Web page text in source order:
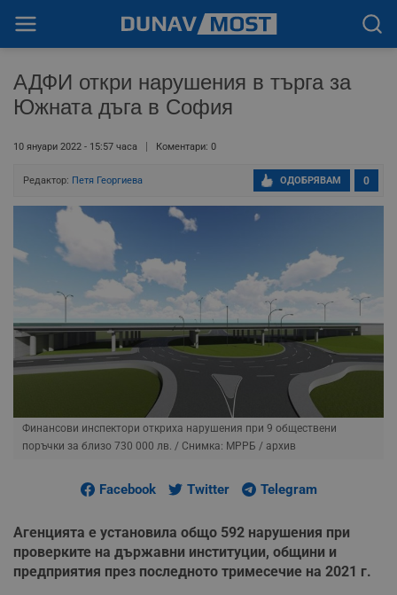
АДФИ откри нарушения в търга за
Южната дъга в София
10 януари 2022 - 15:57 часа Коментари: 0
Редактор: Петя Георгиева 0
ОДОБРЯВАМ
Финансови инспектори откриха нарушения при 9 обществени
поръчки за близо 730 000 лв. / Снимка: МРРБ / архив
Facebook Twitter Telegram
Агенцията е установила общо 592 нарушения при
проверките на държавни институции, общини и
предприятия през последното тримесечие на 2021 г.